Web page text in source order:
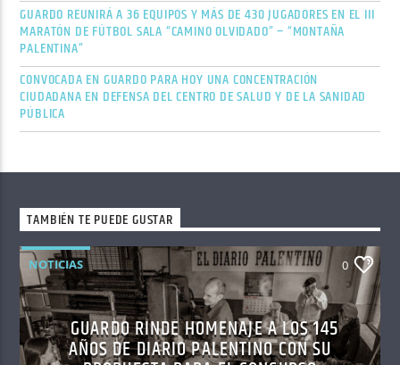
GUARDO REUNIRÁ A 36 EQUIPOS Y MÁS DE 430 JUGADORES EN EL III
MARATÓN DE FÚTBOL SALA “CAMINO OLVIDADO” – “MONTAÑA
PALENTINA”
CONVOCADA EN GUARDO PARA HOY UNA CONCENTRACIÓN
CIUDADANA EN DEFENSA DEL CENTRO DE SALUD Y DE LA SANIDAD
PÚBLICA
TAMBIÉN TE PUEDE GUSTAR
NOTICIAS 0
GUARDO RINDE HOMENAJE A LOS 145
AÑOS DE DIARIO PALENTINO CON SU